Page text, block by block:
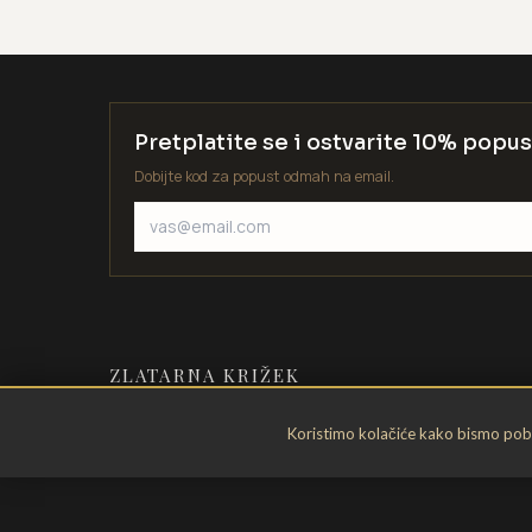
Koristimo kolačiće kako bismo
Pretplatite se i ostvarite 10%
Dobijte kod za popust odmah na email.
ZLATARNA KRIŽEK